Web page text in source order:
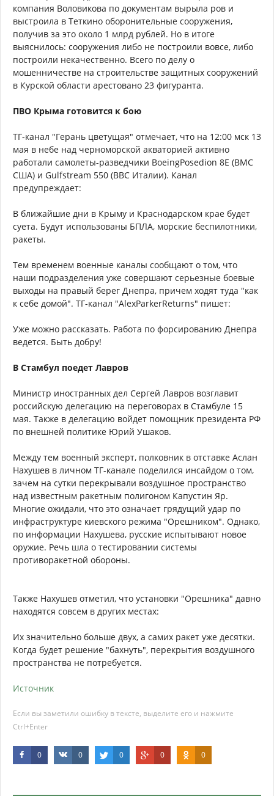
компания Воловикова по документам вырыла ров и
выстроила в Теткино оборонительные сооружения,
получив за это около 1 млрд рублей. Но в итоге
выяснилось: сооружения либо не построили вовсе, либо
построили некачественно. Всего по делу о
мошенничестве на строительстве защитных сооружений
в Курской области арестовано 23 фигуранта.
ПВО Крыма готовится к бою
ТГ-канал "Герань цветущая" отмечает, что на 12:00 мск 13
мая в небе над черноморской акваторией активно
работали самолеты-разведчики BoeingPosedion 8E (ВМС
США) и Gulfstream 550 (ВВС Италии). Канал
предупреждает:
В ближайшие дни в Крыму и Краснодарском крае будет
суета. Будут использованы БПЛА, морские беспилотники,
ракеты.
Тем временем военные каналы сообщают о том, что
наши подразделения уже совершают серьезные боевые
выходы на правый берег Днепра, причем ходят туда "как
к себе домой". ТГ-канал "AlexParkerReturns" пишет:
Уже можно рассказать. Работа по форсированию Днепра
ведется. Быть добру!
В Стамбул поедет Лавров
Министр иностранных дел Сергей Лавров возглавит
российскую делегацию на переговорах в Стамбуле 15
мая. Также в делегацию войдет помощник президента РФ
по внешней политике Юрий Ушаков.
Между тем военный эксперт, полковник в отставке Аслан
Нахушев в личном ТГ-канале поделился инсайдом о том,
зачем на сутки перекрывали воздушное пространство
над известным ракетным полигоном Капустин Яр.
Многие ожидали, что это означает грядущий удар по
инфраструктуре киевского режима "Орешником". Однако,
по информации Нахушева, русские испытывают новое
оружие. Речь шла о тестировании системы
противоракетной обороны.
Также Нахушев отметил, что установки "Орешника" давно
находятся совсем в других местах:
Их значительно больше двух, а самих ракет уже десятки.
Когда будет решение "бахнуть", перекрытия воздушного
пространства не потребуется.
Источник
Если вы заметили ошибку в тексте, выделите его и нажмите
Ctrl+Enter
0 0 0 0 0